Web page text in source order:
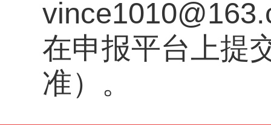
在申报平台上提
准）。